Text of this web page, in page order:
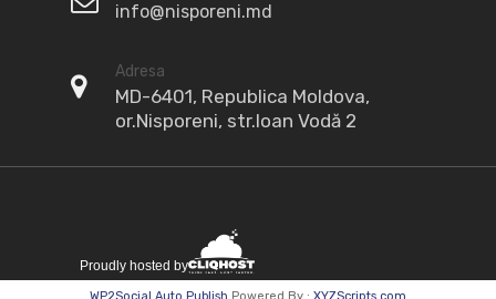
info@nisporeni.md
Adresa
MD-6401, Republica Moldova,
or.Nisporeni, str.Ioan Vodă 2